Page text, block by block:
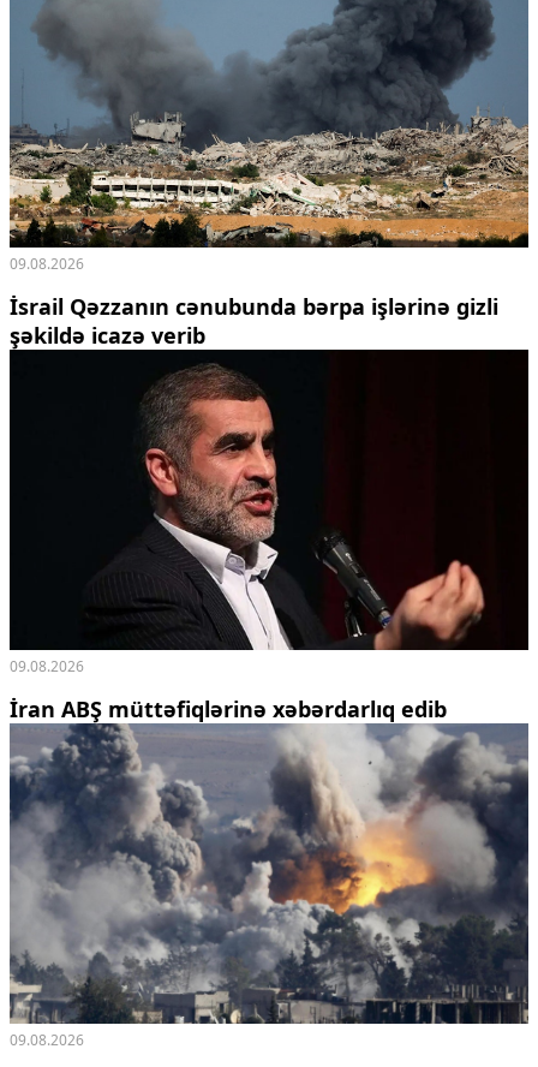
09.08.2026
İsrail Qəzzanın cənubunda bərpa işlərinə gizli
şəkildə icazə verib
09.08.2026
İran ABŞ müttəfiqlərinə xəbərdarlıq edib
09.08.2026